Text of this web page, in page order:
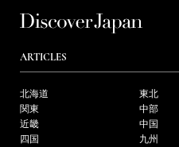
ARTICLES
北海道
東北
関東
中部
近畿
中国
四国
九州